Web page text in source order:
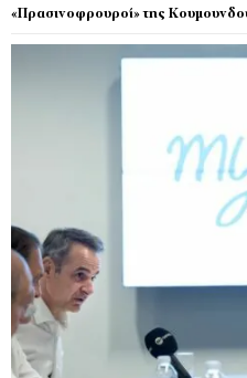
«Πρασινοφρουροί» της